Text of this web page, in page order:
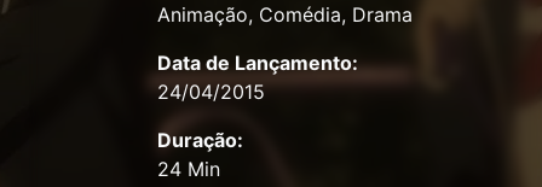
Animação, Comédia, Drama
Data de Lançamento:
24/04/2015
Duração:
24 Min